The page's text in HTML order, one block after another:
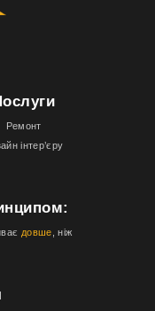
Ремонт
інтер’єру
довше , ніж